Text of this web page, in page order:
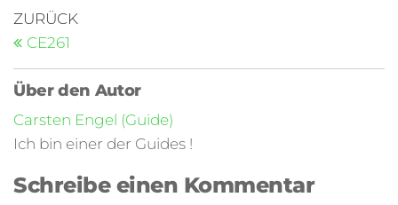
ZURÜCK
CE261
Über den Autor
Carsten Engel (Guide)
Ich bin einer der Guides !
Schreibe einen Kommentar